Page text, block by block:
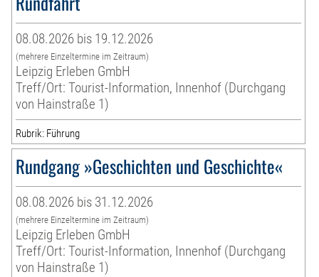
08.08.2026 bis 19.12.2026
(mehrere Einzeltermine im Zeitraum)
Leipzig Erleben GmbH
Treff/Ort: Tourist-Information, Innenhof (Durchgang
von Hainstraße 1)
Rubrik: Führung
Rundgang »Geschichten und Geschichte«
08.08.2026 bis 31.12.2026
(mehrere Einzeltermine im Zeitraum)
Leipzig Erleben GmbH
Treff/Ort: Tourist-Information, Innenhof (Durchgang
von Hainstraße 1)